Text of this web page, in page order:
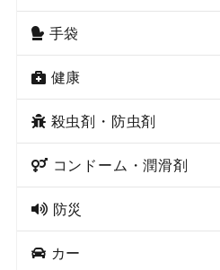
手袋
健康
殺虫剤・防虫剤
コンドーム・潤滑剤
防災
カー